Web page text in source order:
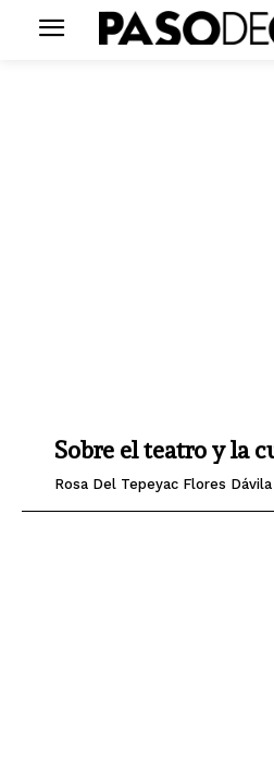
Sobre el teatro y la
Rosa Del Tepeyac Flores Dávila